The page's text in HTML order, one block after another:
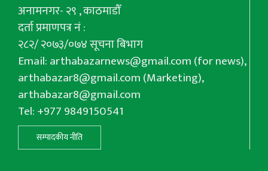
अनामनगर- २९ , काठमाडौँ
दर्ता प्रमाणपत्र नं :
२८२/ २०७३/०७४ सूचना बिभाग
Email:arthabazarnews@gmail.com(for news),
arthabazar8@gmail.com(Marketing),
arthabazar8@gmail.com
Tel: +977 9849150541
सम्पादकीय नीति